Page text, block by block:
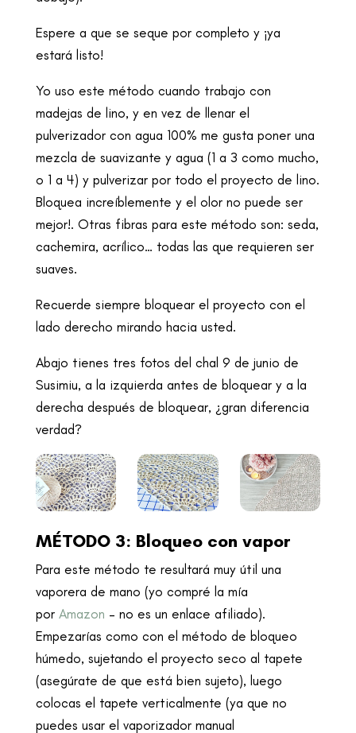
Espere a que se seque por completo y ¡ya
estará listo!
Yo uso este método cuando trabajo con
madejas de lino, y en vez de llenar el
pulverizador con agua 100% me gusta poner una
mezcla de suavizante y agua (1 a 3 como mucho,
o 1 a 4) y pulverizar por todo el proyecto de lino.
Bloquea increíblemente y el olor no puede ser
mejor!. Otras fibras para este método son: seda,
cachemira, acrílico… todas las que requieren ser
suaves.
Recuerde siempre bloquear el proyecto con el
lado derecho mirando hacia usted.
Abajo tienes tres fotos del chal 9 de junio de
Susimiu, a la izquierda antes de bloquear y a la
derecha después de bloquear, ¿gran diferencia
verdad?
MÉTODO 3: Bloqueo con vapor
Para este método te resultará muy útil una
vaporera de mano (yo compré la mía
por Amazon – no es un enlace afiliado).
Empezarías como con el método de bloqueo
húmedo, sujetando el proyecto seco al tapete
(asegúrate de que está bien sujeto), luego
colocas el tapete verticalmente (ya que no
puedes usar el vaporizador manual